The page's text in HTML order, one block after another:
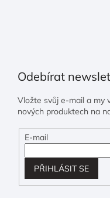
Odebírat
Vložte svůj e-mail a my
nových produktech na
E-mail
PŘIHLÁSIT SE